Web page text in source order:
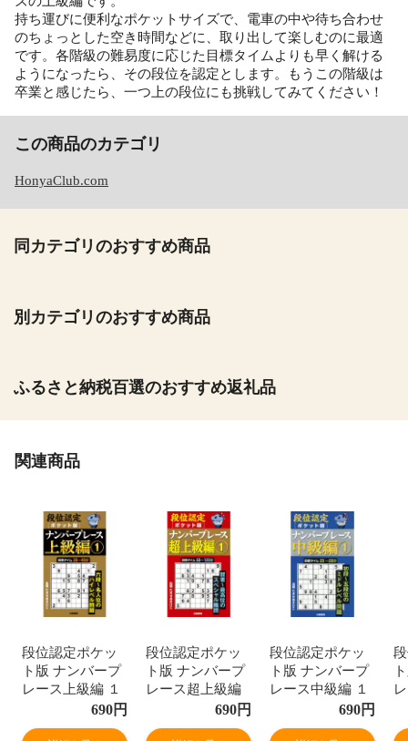
持ち運びに便利なポケットサイズで、電車の中や待ち合わせ
のちょっとした空き時間などに、取り出して楽しむのに最適
です。各階級の難易度に応じた目標タイムよりも早く解ける
ようになったら、その段位を認定とします。もうこの階級は
卒業と感じたら、一つ上の段位にも挑戦してみてください！
この商品のカテゴリ
HonyaClub.com
同カテゴリのおすすめ商品
別カテゴリのおすすめ商品
ふるさと納税百選のおすすめ返礼品
関連商品
段位認定ポケッ
ト版 ナンバープ
レース上級編 １
/たきせあきひこ
690円
段位認定ポケッ
ト版 ナンバープ
レース超上級編
１ /たきせあきひ
こ
690円
段位認定ポケッ
ト版 ナンバープ
レース中級編 １
/たきせあきひこ
690円